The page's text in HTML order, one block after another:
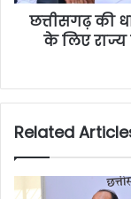
छत्तीसगढ़ की
के लिए राज्य
Related